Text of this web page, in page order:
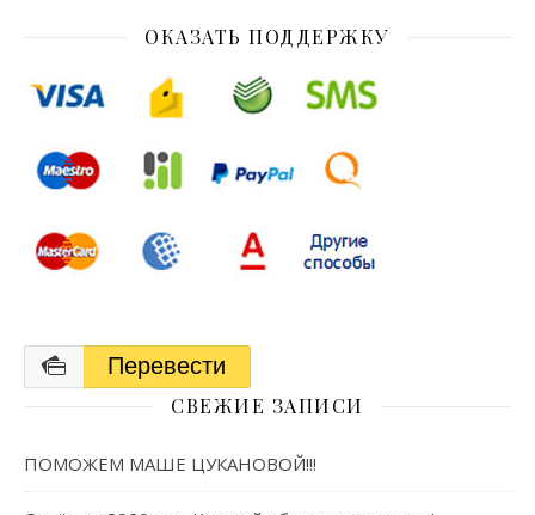
ОКАЗАТЬ ПОДДЕРЖКУ
Перевести
СВЕЖИЕ ЗАПИСИ
ПОМОЖЕМ МАШЕ ЦУКАНОВОЙ!!!